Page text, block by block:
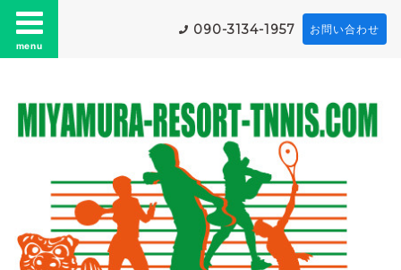
menu
090-3134-1957 お問い合わせ